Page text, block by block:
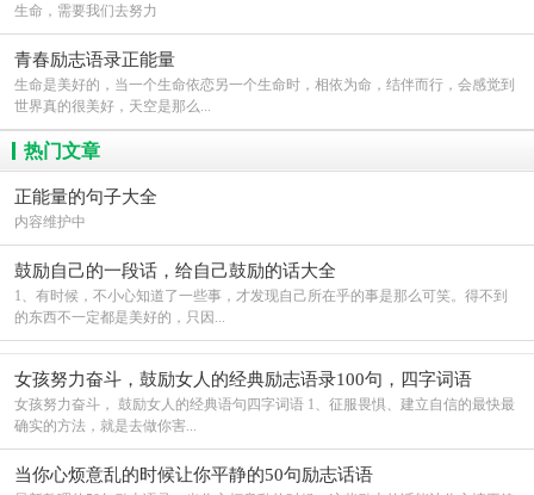
生命，需要我们去努力
青春励志语录正能量
生命是美好的，当一个生命依恋另一个生命时，相依为命，结伴而行，会感觉到
世界真的很美好，天空是那么...
热门文章
正能量的句子大全
内容维护中
鼓励自己的一段话，给自己鼓励的话大全
1、有时候，不小心知道了一些事，才发现自己所在乎的事是那么可笑。得不到
的东西不一定都是美好的，只因...
女孩努力奋斗，鼓励女人的经典励志语录100句，四字词语
女孩努力奋斗， 鼓励女人的经典语句四字词语 1、征服畏惧、建立自信的最快最
确实的方法，就是去做你害...
当你心烦意乱的时候让你平静的50句励志话语